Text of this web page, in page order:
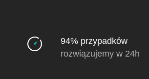
94% przypadków
rozwiązujemy w 24h